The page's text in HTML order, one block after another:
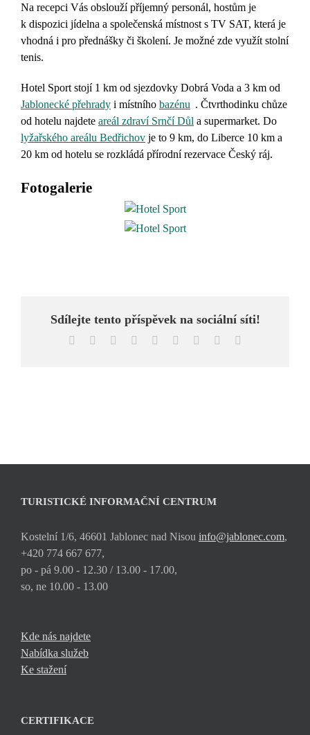
Na recepci Vás obslouží příjemný personál, hostům je
k dispozici jídelna a společenská místnost s TV SAT, která je
vhodná i pro přednášky či školení. Je možné zde využít stolní
tenis.
Hotel Sport stojí 1 km od sjezdovky Dobrá Voda a 3 km od
Jablonecké přehrady i místního bazénu . Čtvrthodinku chůze
od hotelu najdete areál zdraví Srnčí Důl a supermarket. Do
lyžařského areálu Bedřichov je to 9 km, do Liberce 10 km a
20 km od hotelu se rozkládá přírodní rezervace Český ráj.
Fotogalerie
Sdílejte tento příspěvek na sociální síti!
Facebook Reddit LinkedInWhatsApp
TumblrPinterest
TURISTICKÉ INFORMAČNÍ CENTRUM
Kostelní 1/6, 46601 Jablonec nad Nisou info@jablonec.com,
+420 774 667 677,
po - pá 9.00 - 12.30 / 13.00 - 17.00,
so, ne 10.00 - 13.00
Kde nás najdete
Nabídka služeb
Ke stažení
CERTIFIKACE